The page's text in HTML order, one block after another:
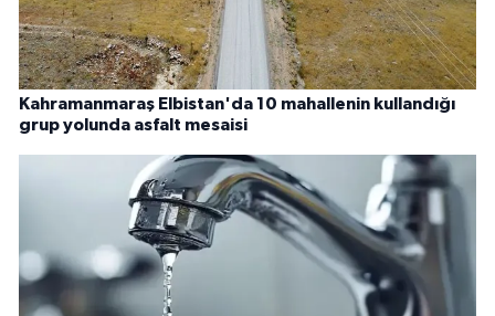
Kahramanmaraş Elbistan'da 10 mahallenin kullandığı
grup yolunda asfalt mesaisi